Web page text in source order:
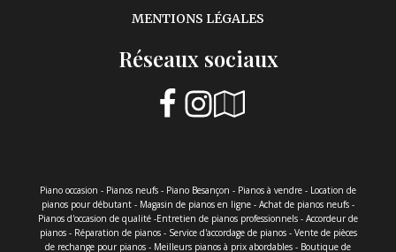
MENTIONS LÉGALES
Réseaux sociaux
Piano occasion - Pianos neufs - Piano Besançon - Pianos à vendre - Location de
pianos pour débutant - Magasin de pianos en ligne - Achat de pianos neufs -
Pianos d'occasion de qualité -Entretien de pianos professionnels - Accordeur de
pianos - Réparation de pianos - Service d'accordage de pianos - Vente de pièces
de rechange pour pianos - Meilleurs pianos à prix abordables - Boutique de